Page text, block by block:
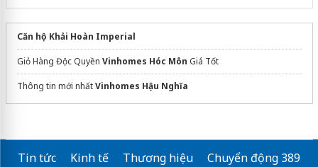
Căn hộ Khải Hoàn Imperial
Giỏ Hàng Độc Quyền Vinhomes Hóc Môn Giá Tốt
Thông tin mới nhấtVinhomes Hậu Nghĩa
Tin tức Kinh tế Thương hiệu
Chuyển động 389